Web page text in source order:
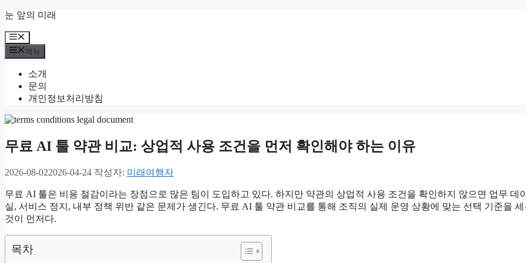
컨
츠
로
눈 앞의 미래
메
뉴
메뉴
소개
문의
개인정보처리방침
무료 AI 툴 약관 비교: 상업적 사용 조건을 먼저 확인해야 하는 이유
2026-08-022026-04-24 작성자: 미래여행자
무료 AI 툴은 비용 절감이라는 장점으로 많은 팀이 도입하고 있다. 하지만 약관의 상업적 사용 조건을 확인하지 않으면 업무 데
실, 서비스 정지, 내부 정책 위반 같은 문제가 생긴다. 무료 AI 툴 약관 비교를 통해 조직의 실제 운영 상황에 맞는 선택 기준을 세
것이 먼저다.
목차